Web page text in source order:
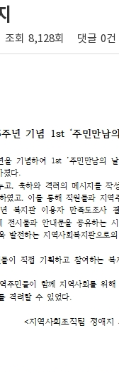
조회 8,128회 댓글 0건